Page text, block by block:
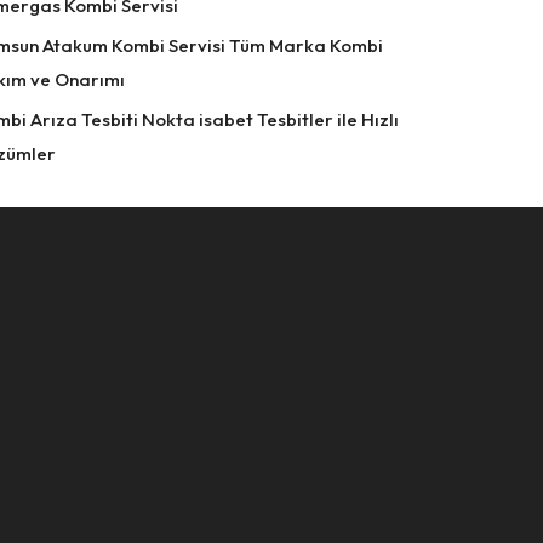
Kombi Servisi
Atakum Kombi Servisi Tüm Marka Kombi
ve Onarımı
Arıza Tesbiti Nokta isabet Tesbitler ile Hızlı